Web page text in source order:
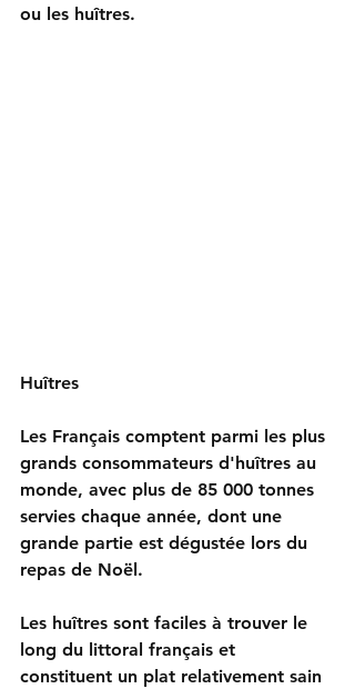
ou les huîtres.
Huîtres
Les Français comptent parmi les plus
grands consommateurs d'huîtres au
monde, avec plus de 85 000 tonnes
servies chaque année, dont une
grande partie est dégustée lors du
repas de Noël.
Les huîtres sont faciles à trouver le
long du littoral français et
constituent un plat relativement sain